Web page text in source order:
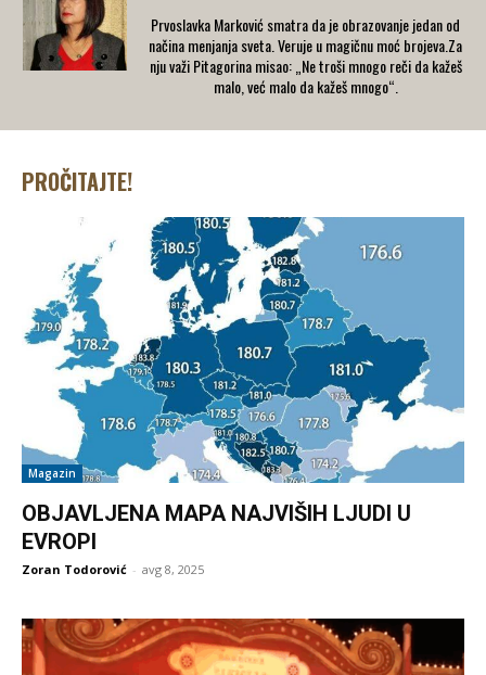
Prvoslavka Marković smatra da je obrazovanje jedan od
načina menjanja sveta. Veruje u magičnu moć brojeva.Za
nju važi Pitagorina misao: „Ne troši mnogo reči da kažeš
malo, već malo da kažeš mnogo“.
PROČITAJTE!
Magazin
OBJAVLJENA MAPA NAJVIŠIH LJUDI U
EVROPI
Zoran Todorović - avg 8, 2025